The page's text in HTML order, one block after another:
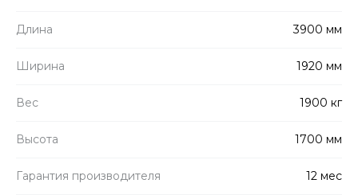
Длина 3900 мм
Ширина 1920 мм
Вес 1900 кг
Высота 1700 мм
Гарантия производителя 12 мес